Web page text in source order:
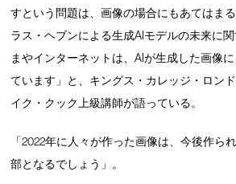
すという問題は、画像の場合にもあてはま
ラス・ヘブンによる生成AIモデルの未来に
まやインターネットは、AIが生成した画像
ています」と、キングス・カレッジ・ロン
イク・クック上級講師が語っている。
「2022年に人々が作った画像は、今後作ら
部となるでしょう」。